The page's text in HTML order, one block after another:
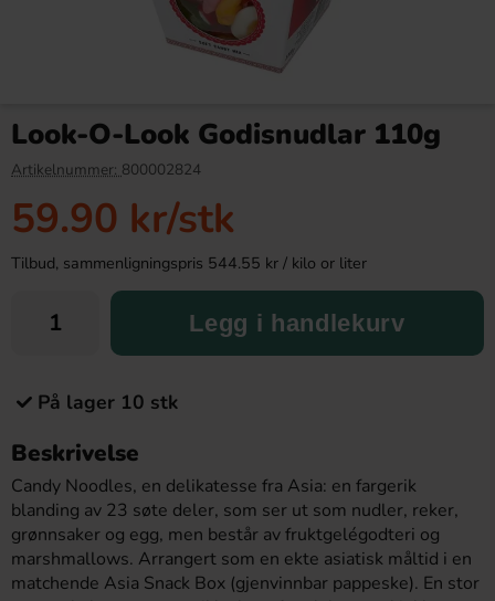
50cl x 24st
Köp
23g
Look-O-Look Godisnudlar 110g
Artikelnummer: 800002824
59.90 kr/stk
Tilbud, sammenligningspris 544.55 kr / kilo or liter
Legg i handlekurv
På lager 10 stk
Beskrivelse
Candy Noodles, en delikatesse fra Asia: en fargerik
blanding av 23 søte deler, som ser ut som nudler, reker,
grønnsaker og egg, men består av fruktgelégodteri og
marshmallows. Arrangert som en ekte asiatisk måltid i en
matchende Asia Snack Box (gjenvinnbar pappeske). En stor